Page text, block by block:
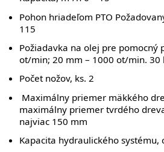
Pohon hriadeľom PTO
115
Požiadavka na olej pre pomocný
ot/min; 20 mm – 1000 ot/min.
Počet nožov, ks. 2
Maximálny priemer mäkkého
maximálny priemer tvrdého
najviac 150 mm
Kapacita hydraulického systému,